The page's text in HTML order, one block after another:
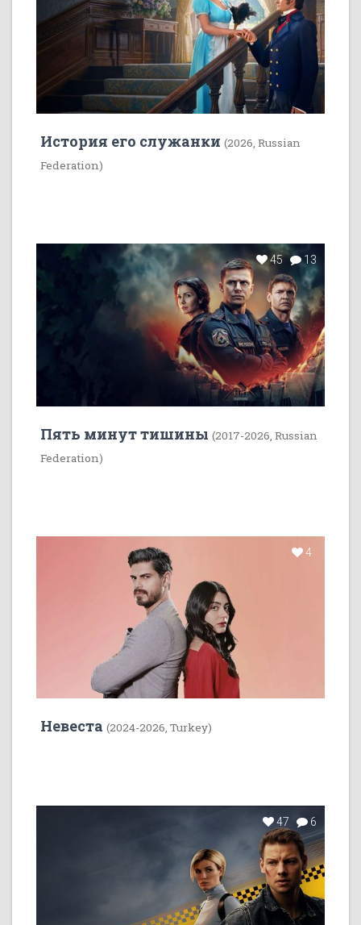
История его служанки (2026, Russian
Federation)
45 13
Пять минут тишины (2017-2026, Russian
Federation)
4
Невеста (2024-2026, Turkey)
47 6